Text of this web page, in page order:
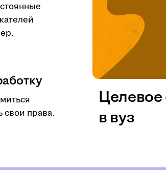
свои права.
Целевое
в вуз